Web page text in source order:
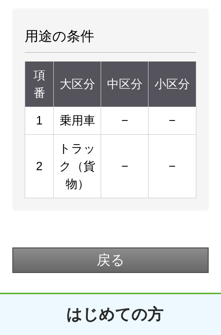
用途の条件
項
番
大区分 中区分 小区分
1 乗用車 − −
2
トラッ
ク（貨
物）
− −
戻る
はじめての方